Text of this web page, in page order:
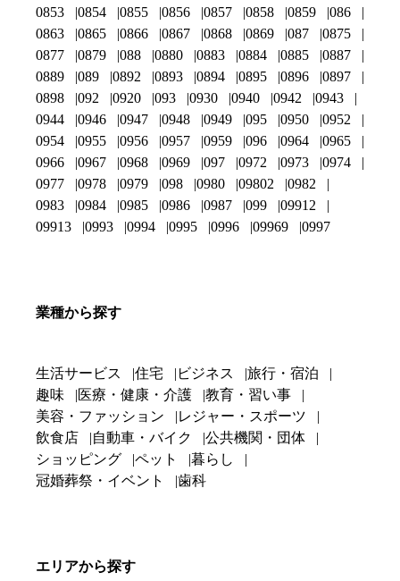
0853
0854 0855 0856 0857 0858 0859
086
0863
0865 0866 0867 0868 0869 087
0875
0877
0879 088 0880 0883 0884 0885
0887
0889
089 0892 0893 0894 0895 0896
0897
0898
092 0920 093 0930 0940 0942
0943
0944
0946 0947 0948 0949 095 0950
0952
0954
0955 0956 0957 0959 096 0964
0965
0966
0967 0968 0969 097 0972 0973
0974
0977
0978 0979 098 0980 09802
0982
0983
0984 0985 0986 0987 099
09912
09913
0993 0994 0995 0996 09969 0997
業種から探す
生活サービス 住宅 ビジネス
旅行・宿泊
趣味
医療・健康・介護
教育・習い事
美容・ファッション
レジャー・スポーツ
飲食店
自動車・バイク
公共機関・団体
ショッピング
ペット
暮らし
冠婚葬祭・イベント
歯科
エリアから探す